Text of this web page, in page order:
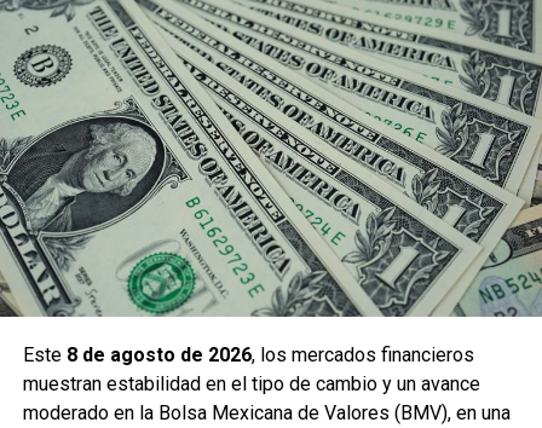
Este 8 de agosto de 2026, los mercados financieros
muestran estabilidad en el tipo de cambio y un avance
moderado en la Bolsa Mexicana de Valores (BMV), en una